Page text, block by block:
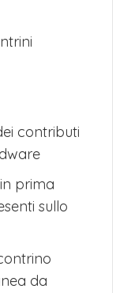
contributi
prima
sullo
da